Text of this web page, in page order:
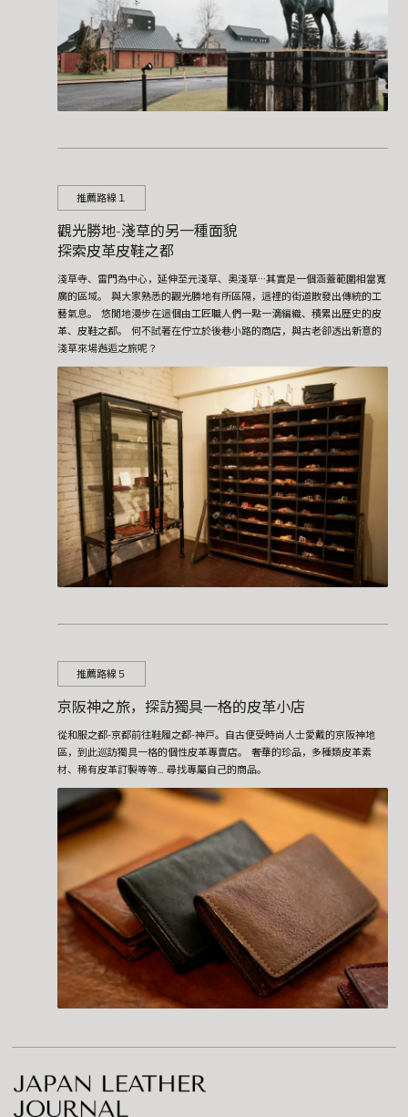
推薦路線１
觀光勝地-淺草的另一種面貌
探索皮革皮鞋之都
淺草寺、雷門為中心，延伸至元淺草、奧淺草···其實是一個涵蓋範圍相當寬
廣的區域。 與大家熟悉的觀光勝地有所區隔，這裡的街道散發出傳統的工
藝氣息。 悠閒地漫步在這個由工匠職人們一點一滴編織、積累出歷史的皮
革、皮鞋之都。 何不試著在佇立於後巷小路的商店，與古老卻透出新意的
淺草來場邂逅之旅呢？
推薦路線５
京阪神之旅，探訪獨具一格的皮革小店
從和服之都-京都前往鞋履之都-神戸。自古便受時尚人士愛戴的京阪神地
區，到此巡訪獨具一格的個性皮革專賣店。 奢華的珍品，多種類皮革素
材、稀有皮革訂製等等… 尋找專屬自己的商品。